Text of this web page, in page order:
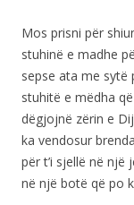
Mos prisni për
stuhinë e madhe
sepse ata me
stuhitë e mëdha
dëgjojnë zërin e
ka vendosur
për t’i sjellë në
në një botë që po